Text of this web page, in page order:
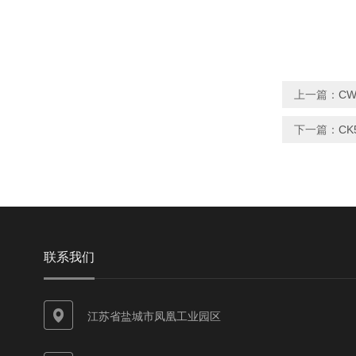
上一篇：
下一篇：
联系我们
江苏省盐城市凤凰工业园区